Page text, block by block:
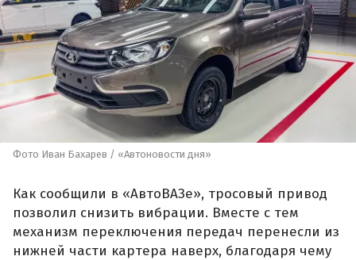
Фото Иван Бахарев / «Автоновости дня»
Как сообщили в «АвтоВАЗе», тросовый привод
позволил снизить вибрации. Вместе с тем
механизм переключения передач перенесли из
нижней части картера наверх, благодаря чему